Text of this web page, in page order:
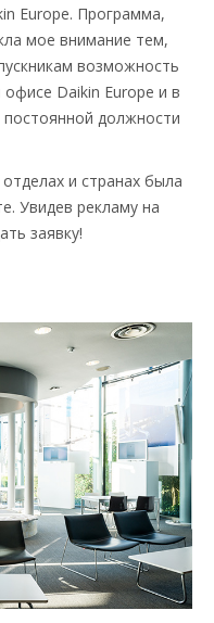
Europe. Программа,
мое внимание тем,
возможность
Daikin Europe и в
должности
и странах была
Увидев рекламу на
заявку!